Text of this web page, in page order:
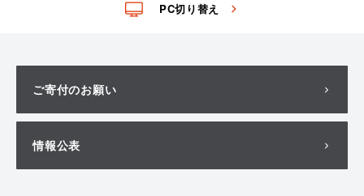
PC切り替え
ご寄付のお願い
情報公表